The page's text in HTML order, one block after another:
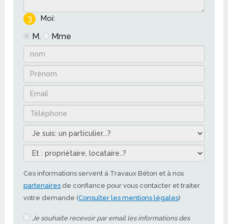
3 Moi:
M. Mme
Ces informations servent à Travaux Béton et à nos
partenaires de confiance pour vous contacter et traiter
votre demande (Consulter les mentions légales)
Je souhaite recevoir par email les informations des